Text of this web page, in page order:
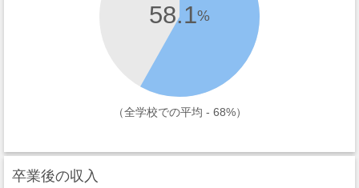
58.1%
（全学校での平均 - 68%）
卒業後の収入